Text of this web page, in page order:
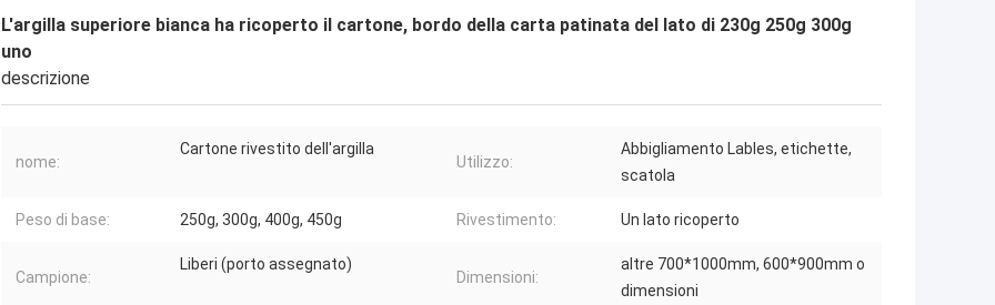
L'argilla superiore bianca ha ricoperto il cartone, bordo della carta patinata del lato di 230g 250g 300g
uno
descrizione
nome:
Cartone rivestito dell'argilla
Utilizzo:
Abbigliamento Lables, etichette,
scatola
Peso di base: 250g, 300g, 400g, 450g Rivestimento: Un lato ricoperto
Campione:
Liberi (porto assegnato)
Dimensioni:
altre 700*1000mm, 600*900mm o
dimensioni